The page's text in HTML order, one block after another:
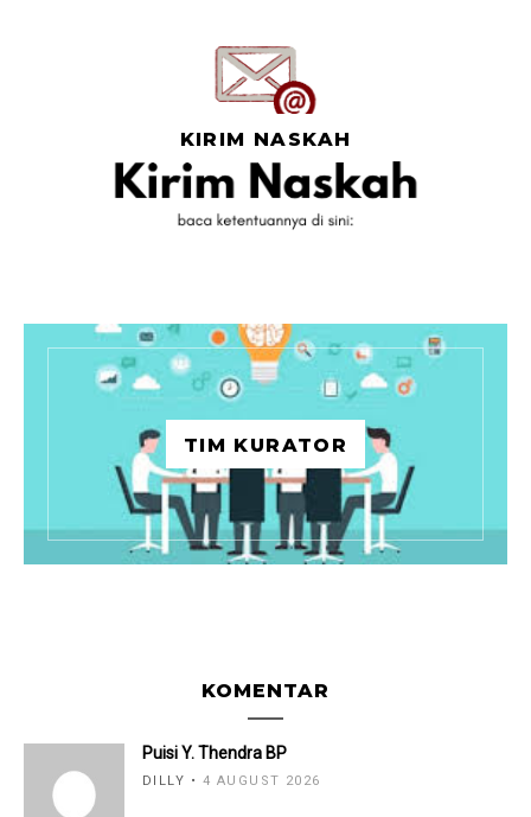
KIRIM NASKAH
TIM KURATOR
KOMENTAR
Puisi Y. Thendra BP
DILLY 4 AUGUST 2026